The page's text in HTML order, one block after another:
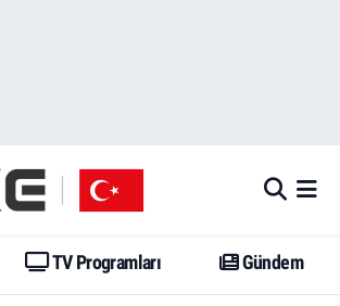
TV Programları Gündem
Vakitleri